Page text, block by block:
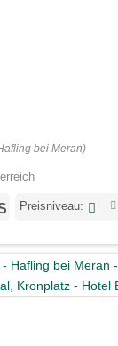
bei Meran)
Preisniveau: